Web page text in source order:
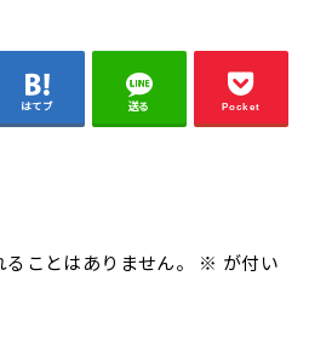
はてブ 送る Pocket
ことはありません。 ※ が付い